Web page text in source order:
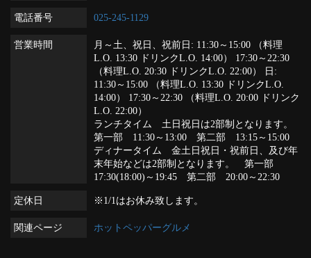
電話番号 025-245-1129
営業時間
月～土、祝日、祝前日: 11:30～15:00 （料理
L.O. 13:30 ドリンクL.O. 14:00） 17:30～22:30
（料理L.O. 20:30 ドリンクL.O. 22:00） 日:
11:30～15:00 （料理L.O. 13:30 ドリンクL.O.
14:00） 17:30～22:30 （料理L.O. 20:00 ドリンク
L.O. 22:00）
ランチタイム 土日祝日は2部制となります。
第一部 11:30～13:00 第二部 13:15～15:00
ディナータイム 金土日祝日・祝前日、及び年
末年始などは2部制となります。 第一部
17:30(18:00)～19:45 第二部 20:00～22:30
定休日 ※1/1はお休み致します。
関連ページ ホットペッパーグルメ